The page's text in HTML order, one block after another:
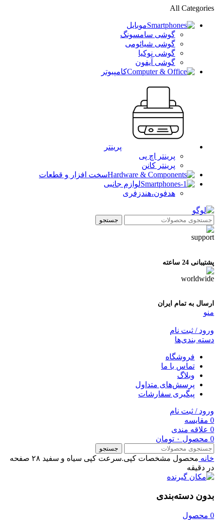
All Categories
موبایل
گوشی سامسونگ
گوشی شیائومی
گوشی نوکیا
گوشی آیفون
کامپیوتر
پرینتر
پرینتر اچ پی
پرینتر کانن
سخت افزار و قطعات
لوازم جانبی
هدفون،هندزفری
جستجو
پشتیبانی 24 ساعته
ارسال به تمام ایران
منو
ورود / ثبت نام
دسته بندی‌ها
فروشگاه
تماس با ما
وبلاگ
پرسش‌های متداول
پیگیری سفارشات
ورود / ثبت نام
0 مقایسه
0 علاقه مندی
0 محصول ۰ تومان
جستجو
خانه محصول مشخصات کپی.سرعت کپی سیاه و سفید
۲۸ صفحه
در دقیقه
بدون دسته‌بندی
0 محصول